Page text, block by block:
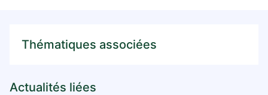
Thématiques associées
Actualités liées